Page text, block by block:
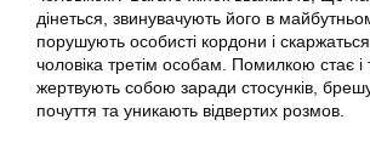
дінеться, звинувачують його в
порушують особисті кордони і
чоловіка третім особам. Помилкою стає і
жертвують собою заради стосунків,
почуття та уникають відвертих розмов.